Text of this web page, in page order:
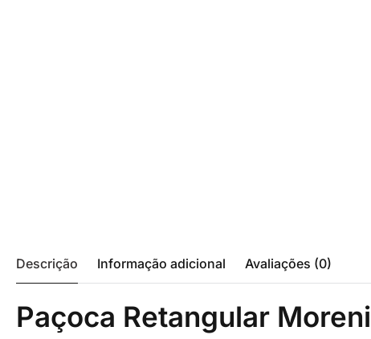
Descrição Informação adicional Avaliações (0)
Paçoca Retangular